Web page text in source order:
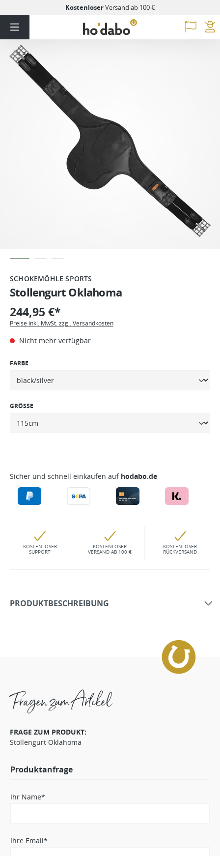
KostenloserVersand ab 100 €
SCHOKEMÖHLE SPORTS
Stollengurt Oklahoma
244,95 €*
Preise inkl. MwSt. zzgl. Versandkosten
Nicht mehr verfügbar
FARBE
GRÖSSE
Sicher und schnell einkaufen auf hodabo.de
KOSTENLOSER
SUPPORT
KOSTENLOSER
VERSAND AB 100 €
KOSTENLOSER
RÜCKVERSAND
PRODUKTBESCHREIBUNG
Fragen zum Artikel
FRAGE ZUM PRODUKT:
Stollengurt Oklahoma
Produktanfrage
Ihr Name*
Ihre Email*